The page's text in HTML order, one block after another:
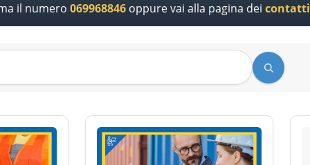
il numero 069968846oppure vai alla pagina dei contatti